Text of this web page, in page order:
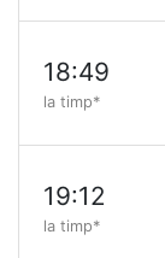
18:49
la timp*
19:12
la timp*